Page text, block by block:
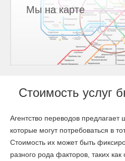
Мы на карте
Стоимость услуг
Агентство переводов предлагает
которые могут потребоваться в
Стоимость их может быть
разного рода факторов, таких